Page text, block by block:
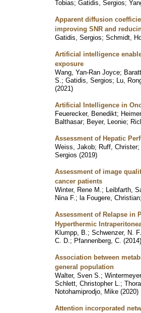
Tobias; Gatidis, Sergios;
Apparent diffusion
improving SNR and
Gatidis, Sergios; Schmidt,
Artificial intelligence
exposure
Wang, Yan-Ran Joyce;
S. ; Gatidis, Sergios; Lu,
(2021)
Artificial Intelligence in
Feuerecker, Benedikt;
Balthasar; Beyer, Leonie;
Assessment of Hepatic
Weiss, Jakob; Ruff, Christer;
Sergios (2019)
Assessment of image
cancer patients
Winter, Rene M. ; Leibfarth,
Nina F. ; la Fougere, Christian
Assessment of Relapse in
Hyperthermic
Klumpp, B. ; Schwenzer, N. F.
C. D. ; Pfannenberg, C. (2014)
Association between
general population
Walter, Sven S. ;
Schlett, Christopher L. ;
Notohamiprodjo, Mike (2020)
Attention incorporated